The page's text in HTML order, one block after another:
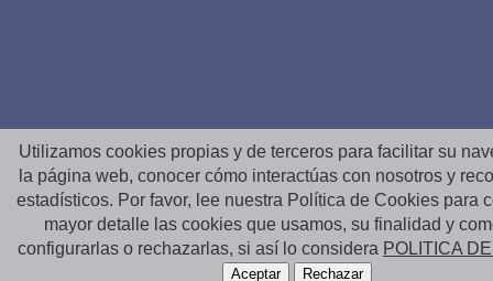
Utilizamos cookies propias y de terceros para facilitar su
la página web, conocer cómo interactúas con nosotros y
estadísticos. Por favor, lee nuestra Política de Cookies para
mayor detalle las cookies que usamos, su finalidad y
configurarlas o rechazarlas, si así lo considera POLITICA
Aceptar Rechazar